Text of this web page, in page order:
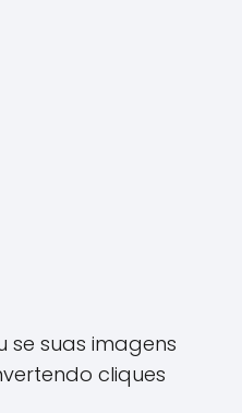
se suas imagens
cliques